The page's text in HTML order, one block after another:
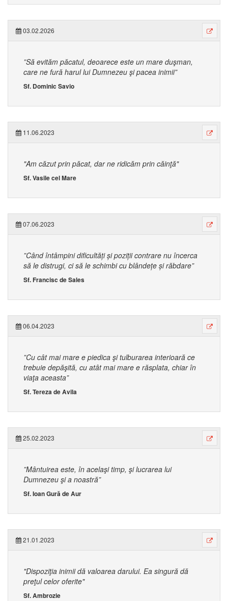
03.02.2026
”Să evităm păcatul, deoarece este un mare duşman,
care ne fură harul lui Dumnezeu şi pacea inimii”
Sf. Dominic Savio
11.06.2023
"Am căzut prin păcat, dar ne ridicăm prin căinţă"
Sf. Vasile cel Mare
07.06.2023
”Când întâmpini dificultăți și poziții contrare nu încerca
să le distrugi, ci să le schimbi cu blândețe și răbdare”
Sf. Francisc de Sales
06.04.2023
”Cu cât mai mare e piedica şi tulburarea interioară ce
trebuie depăşită, cu atât mai mare e răsplata, chiar în
viaţa aceasta”
Sf. Tereza de Avila
25.02.2023
”Mântuirea este, în acelaşi timp, şi lucrarea lui
Dumnezeu şi a noastră”
Sf. Ioan Gură de Aur
21.01.2023
"Dispoziţia inimii dă valoarea darului. Ea singură dă
preţul celor oferite"
Sf. Ambrozie